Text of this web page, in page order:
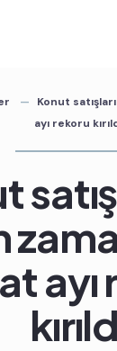
Konut
ayı rekoru
ayı